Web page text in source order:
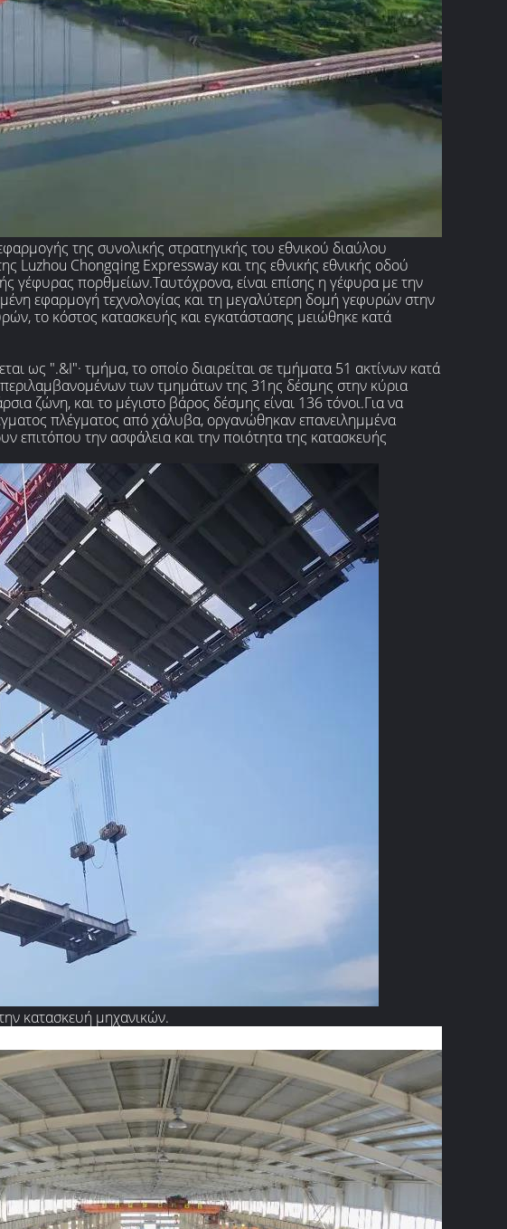
της συνολικής στρατηγικής του εθνικού διαύλου
Luzhou Chongqing Expressway και της εθνικής εθνικής οδού
γέφυρας πορθμείων.Ταυτόχρονα, είναι επίσης η γέφυρα με την
εφαρμογή τεχνολογίας και τη μεγαλύτερη δομή γεφυρών στην
το κόστος κατασκευής και εγκατάστασης μειώθηκε κατά
ως ".&I"· τμήμα, το οποίο διαιρείται σε τμήματα 51 ακτίνων κατά
των τμημάτων της 31ης δέσμης στην κύρια
ζώνη, και το μέγιστο βάρος δέσμης είναι 136 τόνοι.Για να
πλέγματος από χάλυβα, οργανώθηκαν επανειλημμένα
επιτόπου την ασφάλεια και την ποιότητα της κατασκευής
κατασκευή μηχανικών.